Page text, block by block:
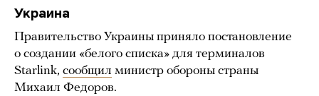
Украина
Правительство Украины приняло постановление
о создании «белого списка» для терминалов
Starlink, сообщил министр обороны страны
Михаил Федоров.